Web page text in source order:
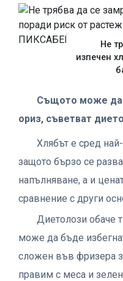
Не
изпечен
Същото може да
ориз, съветват
Хлябът е сред
защото бързо се
напълняване, а и
сравнение с други
Диетолози обаче
може да бъде
сложен във фризера
правим с меса и